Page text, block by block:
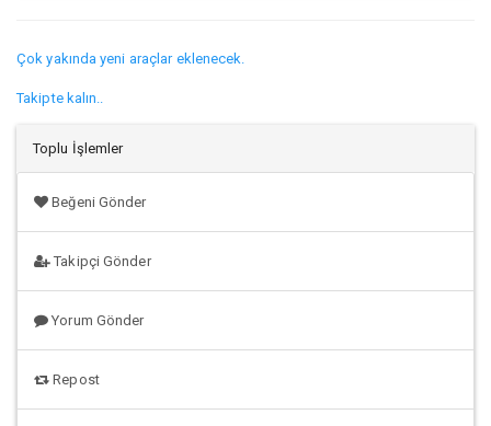
Çok yakında yeni araçlar eklenecek.
Takipte kalın..
Toplu İşlemler
Beğeni Gönder
Takipçi Gönder
Yorum Gönder
Repost